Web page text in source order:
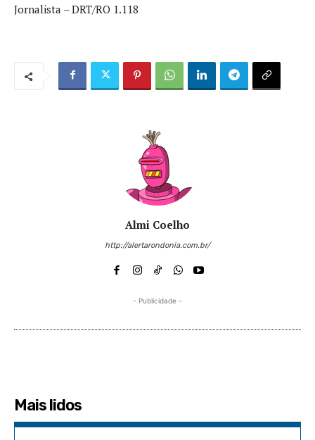
Jornalista – DRT/RO 1.118
Almi Coelho
http://alertarondonia.com.br/
- Publicidade -
Mais lidos